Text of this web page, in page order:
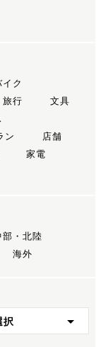
ク
旅行
文具
ン
店舗
家電
部・北陸
海外
択